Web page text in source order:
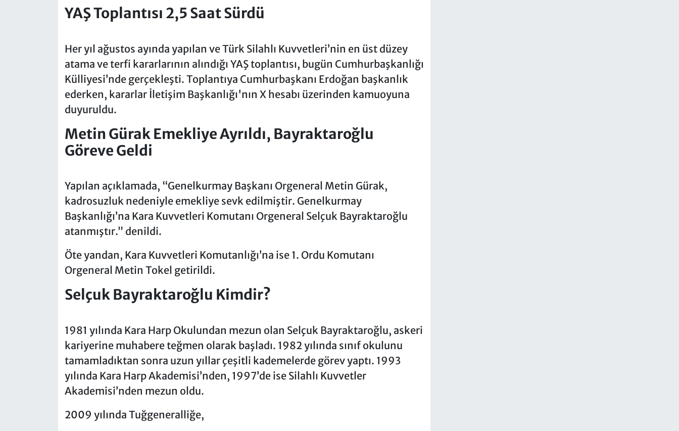
YAŞ Toplantısı 2,5 Saat Sürdü
Her yıl ağustos ayında yapılan ve Türk Silahlı Kuvvetleri’nin en üst düzey
atama ve terfi kararlarının alındığı YAŞ toplantısı, bugün Cumhurbaşkanlığı
Külliyesi’nde gerçekleşti. Toplantıya Cumhurbaşkanı Erdoğan başkanlık
ederken, kararlar İletişim Başkanlığı'nın X hesabı üzerinden kamuoyuna
duyuruldu.
Metin Gürak Emekliye Ayrıldı, Bayraktaroğlu
Göreve Geldi
Yapılan açıklamada, “Genelkurmay Başkanı Orgeneral Metin Gürak,
kadrosuzluk nedeniyle emekliye sevk edilmiştir. Genelkurmay
Başkanlığı’na Kara Kuvvetleri Komutanı Orgeneral Selçuk Bayraktaroğlu
atanmıştır.” denildi.
Öte yandan, Kara Kuvvetleri Komutanlığı’na ise 1. Ordu Komutanı
Orgeneral Metin Tokel getirildi.
Selçuk Bayraktaroğlu Kimdir?
1981 yılında Kara Harp Okulundan mezun olan Selçuk Bayraktaroğlu, askeri
kariyerine muhabere teğmen olarak başladı. 1982 yılında sınıf okulunu
tamamladıktan sonra uzun yıllar çeşitli kademelerde görev yaptı. 1993
yılında Kara Harp Akademisi’nden, 1997’de ise Silahlı Kuvvetler
Akademisi’nden mezun oldu.
2009 yılında Tuğgeneralliğe,